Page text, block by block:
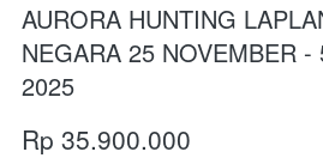
AURORA HUNTING
NEGARA 25 NOVEMBER -
2025
Rp 35.900.000